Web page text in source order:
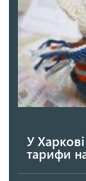
У
тарифи